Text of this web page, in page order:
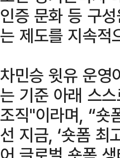
인증 문화 등 구
는 제도를 지속적
차민승 윗유 운영
는 기준 아래 스
조직"이라며, “숏
선 지금, ‘숏폼 최